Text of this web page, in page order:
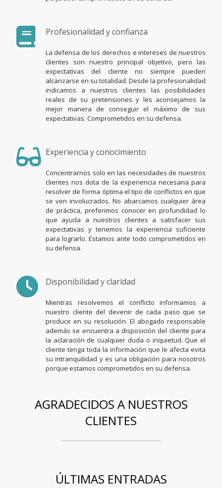
Profesionalidad y confianza
La defensa de los derechos e intereses de nuestros
clientes son nuestro principal objetivo, pero las
expectativas del cliente no siempre pueden
alcanzarse en su totalidad. Desde la profesionalidad
indicamos a nuestros clientes las posibilidades
reales de su pretensiones y les aconsejamos la
mejor manera de conseguir el máximo de sus
expectativas. Comprometidos en su defensa.
Experiencia y conocimiento
Concentrarnos solo en las necesidades de nuestros
clientes nos dota de la experiencia necesaria para
resolver de forma óptima el tipo de conflictos en que
se ven involucrados. No abarcamos cualquier área
de práctica, preferimos conocer en profundidad lo
que ayuda a nuestros clientes a satisfacer sus
expectativas y tenemos la experiencia suficiente
para lograrlo. Estamos ante todo comprometidos en
su defensa.
Disponibilidad y claridad
Mientras resolvemos el conflicto informamos a
nuestro cliente del devenir de cada paso que se
produce en su resolución. El abogado responsable
además se encuentra a disposición del cliente para
la aclaración de cualquier duda o inquietud. Que el
cliente tenga toda la información que le afecta evita
su intranquilidad y es una obligación para nosotros
porque estamos comprometidos en su defensa.
AGRADECIDOS A NUESTROS
CLIENTES
ÚLTIMAS ENTRADAS